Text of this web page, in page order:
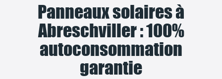
Panneaux solaires à
Abreschviller : 100%
autoconsommation
garantie